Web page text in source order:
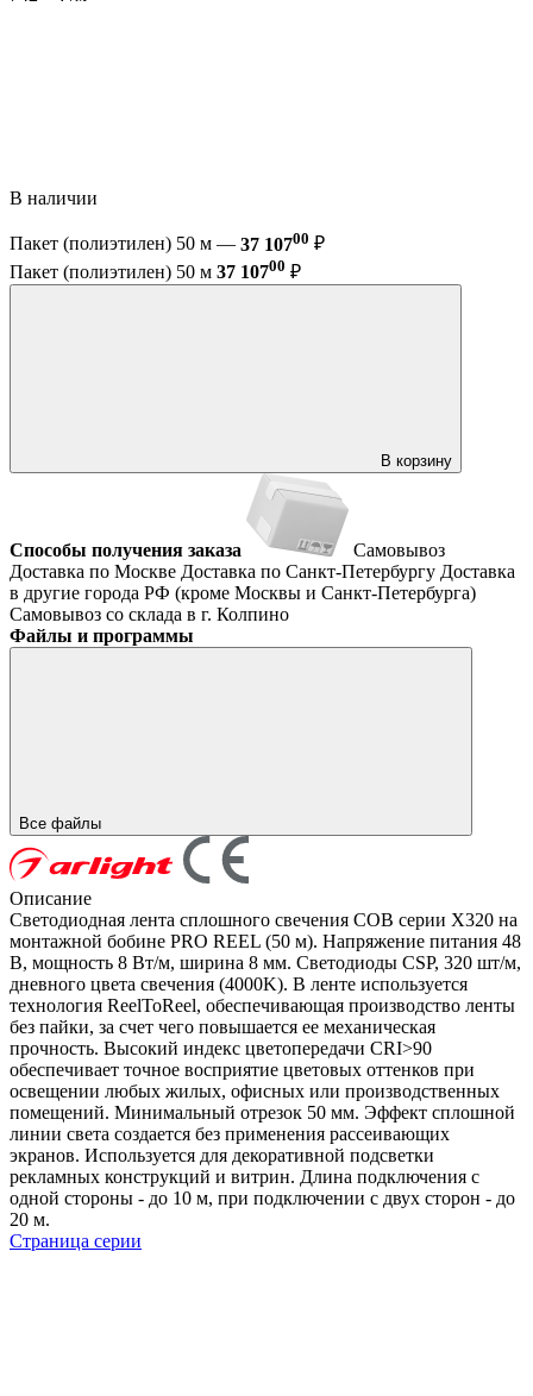
В наличии
Пакет (полиэтилен) 50 м — 37 10700 ₽
Пакет (полиэтилен) 50 м 37 10700 ₽
В корзину
Способы получения заказа
Самовывоз
Доставка по Москве Доставка по Санкт-Петербургу Доставка
в другие города РФ (кроме Москвы и Санкт-Петербурга)
Самовывоз со склада в г. Колпино
Файлы и программы
Все файлы
Описание
Светодиодная лента сплошного свечения COB серии X320 на
монтажной бобине PRO REEL (50 м). Напряжение питания 48
В, мощность 8 Вт/м, ширина 8 мм. Светодиоды CSP, 320 шт/м,
дневного цвета свечения (4000K). В ленте используется
технология ReelToReel, обеспечивающая производство ленты
без пайки, за счет чего повышается ее механическая
прочность. Высокий индекс цветопередачи CRI>90
обеспечивает точное восприятие цветовых оттенков при
освещении любых жилых, офисных или производственных
помещений. Минимальный отрезок 50 мм. Эффект сплошной
линии света создается без применения рассеивающих
экранов. Используется для декоративной подсветки
рекламных конструкций и витрин. Длина подключения с
одной стороны - до 10 м, при подключении с двух сторон - до
20 м.
Страница серии